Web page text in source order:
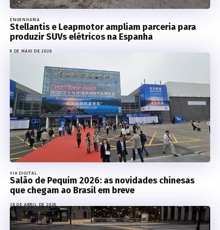
ENGENHARIA
Stellantis e Leapmotor ampliam parceria para
produzir SUVs elétricos na Espanha
8 DE MAIO DE 2026
VIA DIGITAL
Salão de Pequim 2026: as novidades chinesas
que chegam ao Brasil em breve
28 DE ABRIL DE 2026